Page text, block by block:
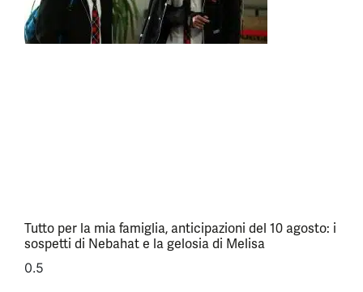
Tutto per la mia famiglia, anticipazioni del 10 agosto: i
sospetti di Nebahat e la gelosia di Melisa